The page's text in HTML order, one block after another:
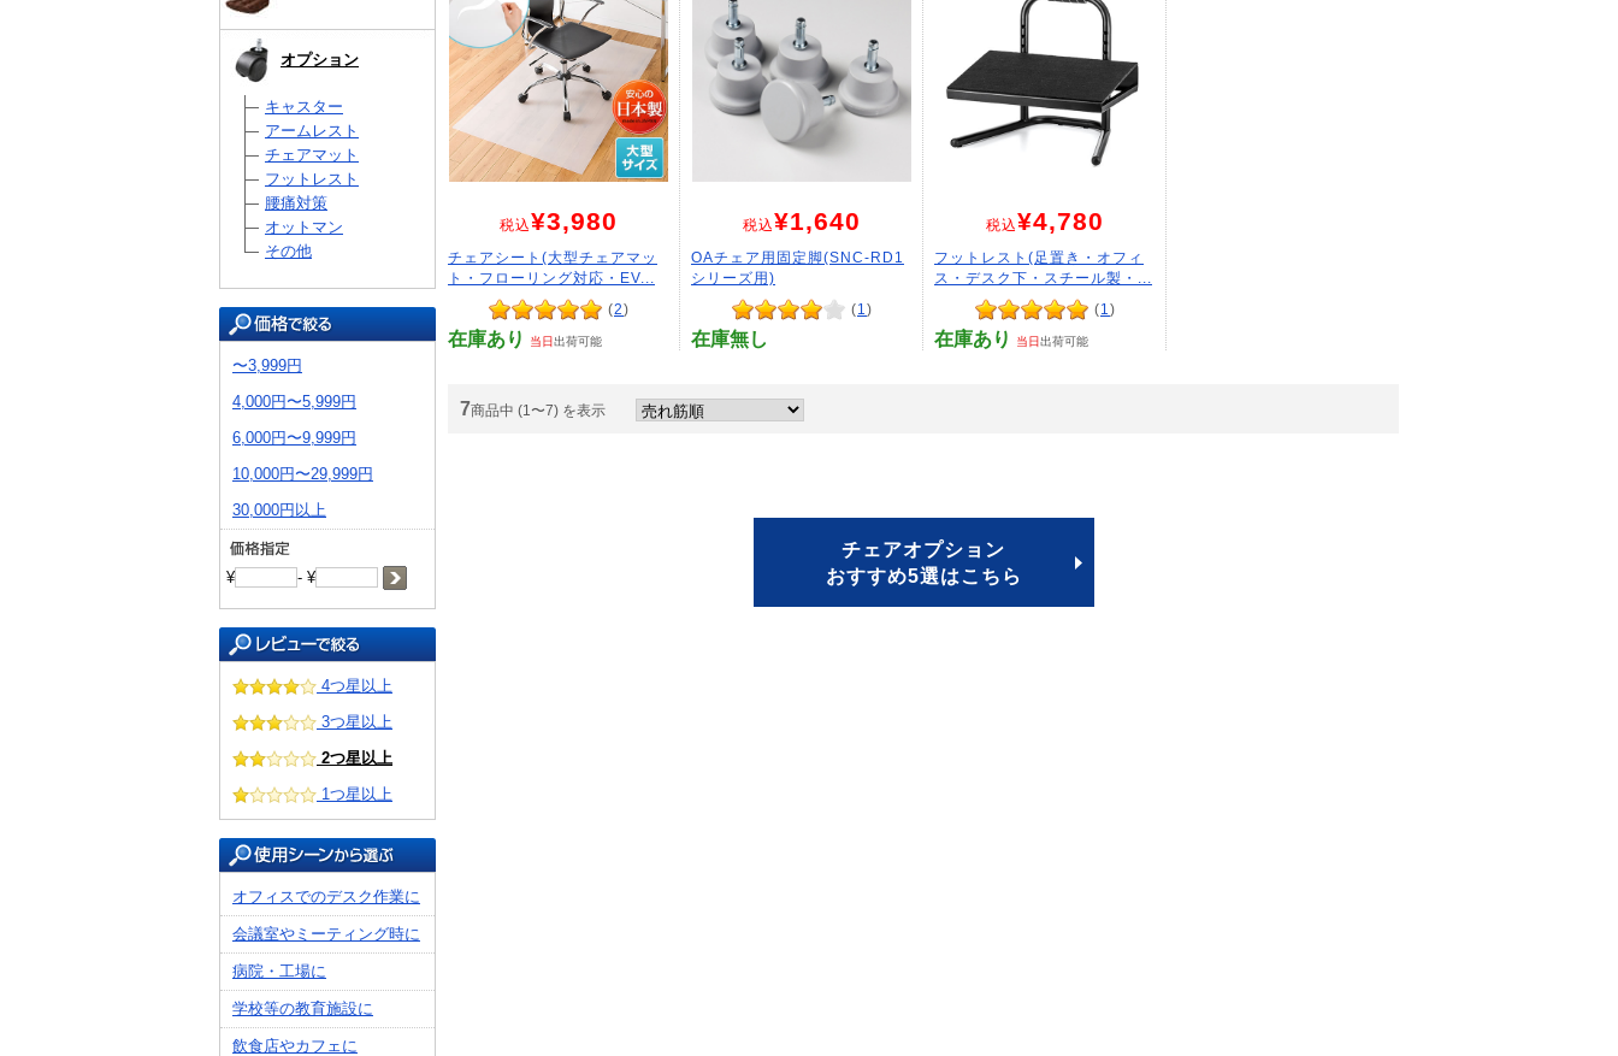
オプション
キャスター
アームレスト
チェアマット
フットレスト
腰痛対策
オットマン
その他
〜3,999円
4,000円〜5,999円
6,000円〜9,999円
10,000円〜29,999円
30,000円以上
¥ - ¥
4つ星以上
3つ星以上
2つ星以上
1つ星以上
オフィスでのデスク作業に
会議室やミーティング時に
病院・工場に
学校等の教育施設に
飲食店やカフェに
税込¥3,980
チェアシート(大型チェアマッ
ト・フローリング対応・EV...
(2)
在庫あり 当日出荷可能
税込¥1,640
OAチェア用固定脚(SNC-RD1
シリーズ用)
(1 )
在庫無し
税込¥4,780
フットレスト(足置き・オフィ
ス・デスク下・スチール製・...
(1 )
在庫あり 当日出荷可能
7商品中 (1〜7) を表示
チェアオプション
おすすめ5選はこちら